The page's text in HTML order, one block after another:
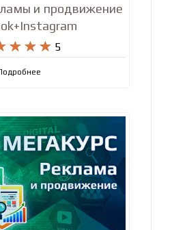
и продвижение
  
   5